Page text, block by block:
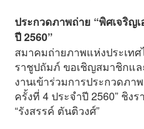
ประกวดภาพถ่าย “พิศเจริญ
ปี 2560”
สมาคมถ่ายภาพแห่งประเท
ราชูปถัมภ์ ขอเชิญสมาชิกแ
งานเข้าร่วมการประกวดภา
ครั้งที่ 4 ประจำปี 2560” ชิง
“รังสรรค์ ตันติวงศ์”